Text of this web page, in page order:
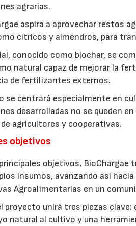
agrarias.
aspira a aprovechar restos
cítricos y almendros, para
conocido como biochar, se
natural capaz de mejorar la
de fertilizantes externos.
se centrará especialmente en
desarrolladas no se queden
de agricultores y cooperativas.
objetivos
objetivos, BioChargae
insumos, avanzando así
Agroalimentarias en un
proyecto unirá tres piezas
natural al cultivo y una